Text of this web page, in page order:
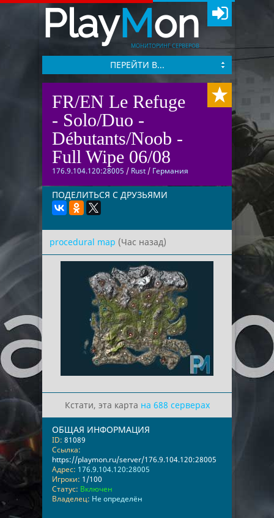
PlayMon
МОНИТОРИНГ СЕРВЕРОВ
ПЕРЕЙТИ В...
FR/EN Le Refuge
- Solo/Duo -
Débutants/Noob -
Full Wipe 06/08
176.9.104.120:28005 / Rust / Германия
ПОДЕЛИТЬСЯ С ДРУЗЬЯМИ
procedural map (Час назад)
Кстати, эта карта на 688 серверах
ОБЩАЯ ИНФОРМАЦИЯ
ID: 81089
Ссылка:
https://playmon.ru/server/176.9.104.120:28005
Адрес: 176.9.104.120:28005
Игроки: 1/100
Статус: Включен
Владелец: Не определён